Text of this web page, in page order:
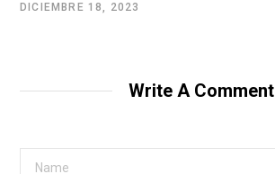
DICIEMBRE 18, 2023
Write A Comment